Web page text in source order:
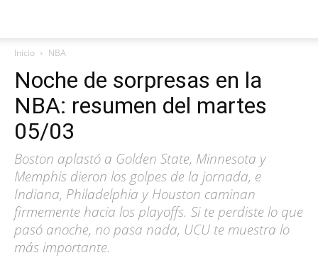
Inicio NBA
Noche de sorpresas en la
NBA: resumen del martes
05/03
Boston aplastó a Golden State, Minnesota y
Memphis dieron los golpes de la jornada, e
Indiana, Philadelphia y Houston caminan
firmemente hacia los playoffs. Si te perdiste lo que
pasó anoche, no pasa nada, UCU te muestra lo
más importante.